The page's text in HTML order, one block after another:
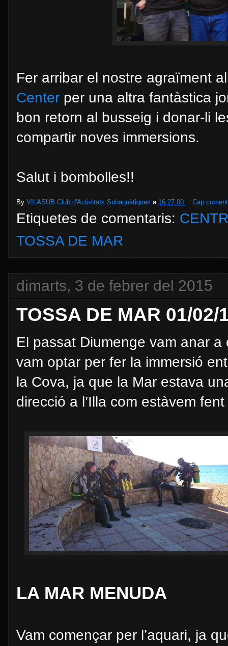
Fer arribar el nostre agraïment
Center per una altra fantàstica
bon retorn al busseig i donar-li
compartir noves immersions.
Salut i bombolles!!
By VILASUB Club d'Activitats Subaquàtiques a 16:27:00 Cap
Etiquetes de comentaris:
TOSSA DE MAR
dimarts, 3 de febrer del 2015
TOSSA DE MAR 01/02/
El passat Diumenge vam anar a
vam optar per fer la immersió
la Cova, ja que la Mar estava
direcció a l’Illa com estàvem
LA MAR MENUDA
Vam començar per l’aquari, ja